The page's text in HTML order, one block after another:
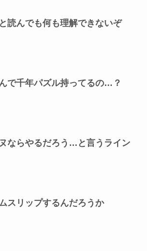
読んでも何も理解できないぞ
で千年パズル持ってるの…？
ならやるだろう…と言うライン
スリップするんだろうか